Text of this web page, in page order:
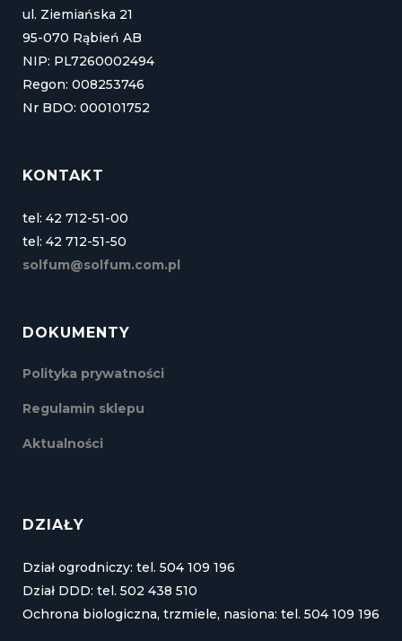
ul. Ziemiańska 21
95-070 Rąbień AB
NIP: PL7260002494
Regon: 008253746
Nr BDO: 000101752
KONTAKT
tel: 42 712-51-00
tel: 42 712-51-50
solfum@solfum.com.pl
DOKUMENTY
Polityka prywatności
Regulamin sklepu
Aktualności
DZIAŁY
Dział ogrodniczy: tel. 504 109 196
Dział DDD: tel. 502 438 510
Ochrona biologiczna, trzmiele, nasiona: tel. 504 109 196